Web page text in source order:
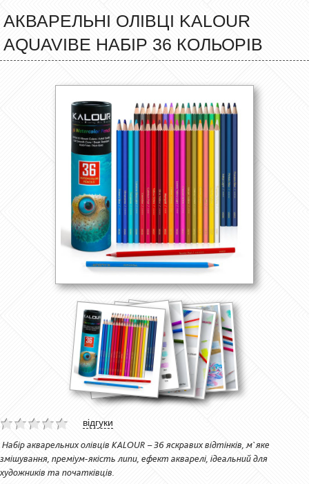
АКВАРЕЛЬНІ ОЛІВЦІ KALOUR
AQUAVIBE НАБІР 36 КОЛЬОРІВ
відгуки
Набір акварельних олівців KALOUR – 36 яскравих відтінків, м`яке
змішування, преміум-якість липи, ефект акварелі, ідеальний для
художників та початківців.